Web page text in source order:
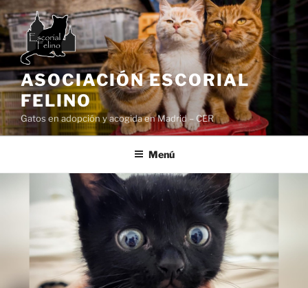
Saltar
al
contenido
ASOCIACIÓN ESCORIAL
FELINO
Gatos en adopción y acogida en Madrid – CER
Menú